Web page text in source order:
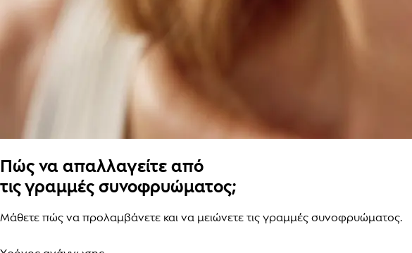
Πώς να απαλλαγείτε από
τις γραμμές συνοφρυώματος;
Μάθετε πώς να προλαμβάνετε και να μειώνετε τις γραμμές συνοφρυώματος.